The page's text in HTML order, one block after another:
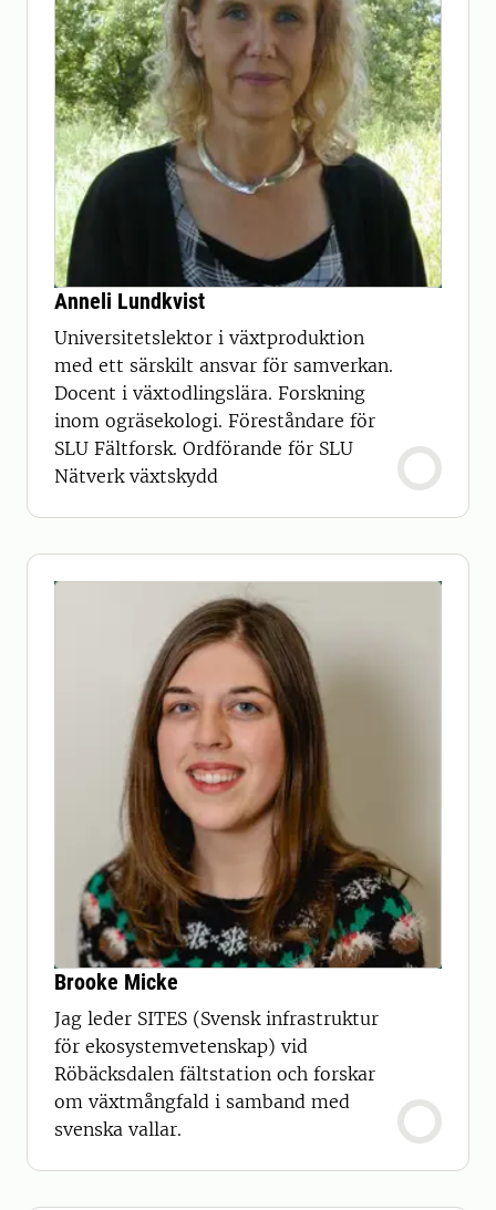
Anneli Lundkvist
Universitetslektor i växtproduktion
med ett särskilt ansvar för samverkan.
Docent i växtodlingslära. Forskning
inom ogräsekologi. Föreståndare för
SLU Fältforsk. Ordförande för SLU
Nätverk växtskydd
Brooke Micke
Jag leder SITES (Svensk infrastruktur
för ekosystemvetenskap) vid
Röbäcksdalen fältstation och forskar
om växtmångfald i samband med
svenska vallar.